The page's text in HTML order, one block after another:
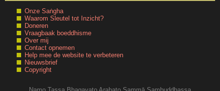
Onze Saṅgha
Waarom Sleutel tot Inzicht?
Doneren
Vraagbaak boeddhisme
Over mij
Contact opnemen
Help mee de website te verbeteren
Nieuwsbrief
Copyright